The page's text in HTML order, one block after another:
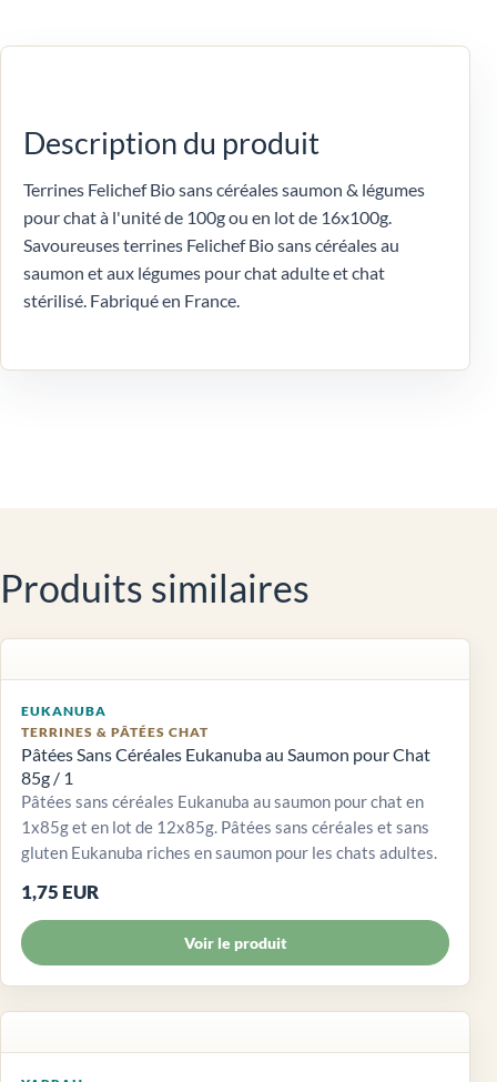
Description du produit
Terrines Felichef Bio sans céréales saumon & légumes
pour chat à l'unité de 100g ou en lot de 16x100g.
Savoureuses terrines Felichef Bio sans céréales au
saumon et aux légumes pour chat adulte et chat
stérilisé. Fabriqué en France.
Produits similaires
EUKANUBA
TERRINES & PÂTÉES CHAT
Pâtées Sans Céréales Eukanuba au Saumon pour Chat
85g / 1
Pâtées sans céréales Eukanuba au saumon pour chat en
1x85g et en lot de 12x85g. Pâtées sans céréales et sans
gluten Eukanuba riches en saumon pour les chats adultes.
1,75 EUR
Voir le produit